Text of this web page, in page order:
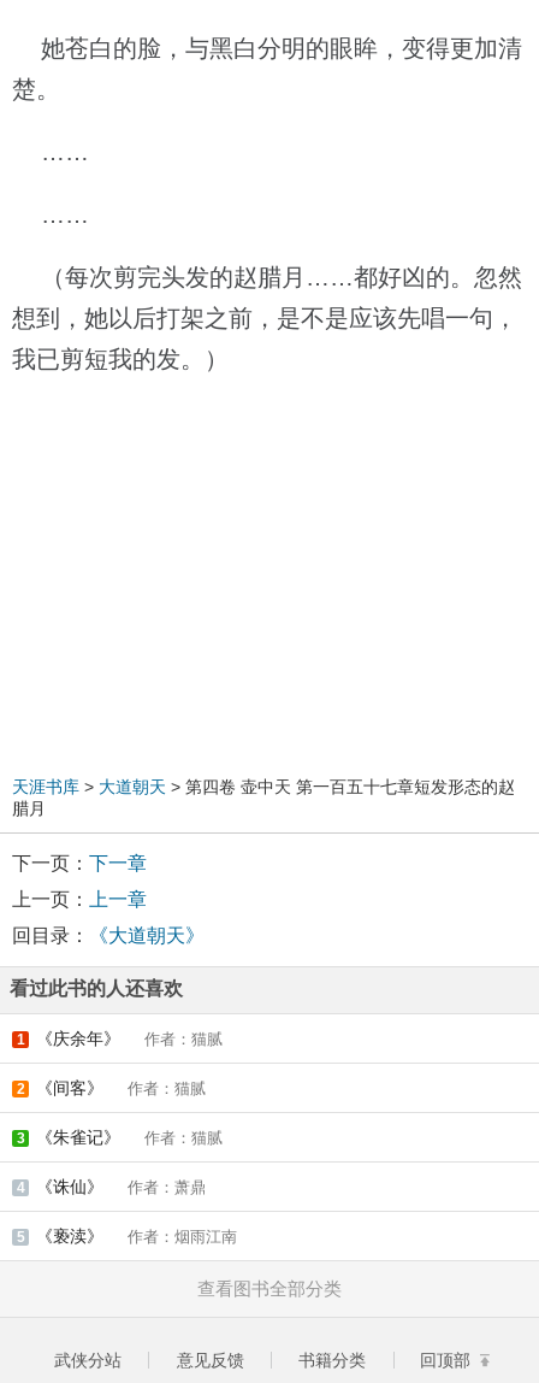
她苍白的脸，与黑白分明的眼眸，变得更加清
楚。
……
……
（每次剪完头发的赵腊月……都好凶的。忽然
想到，她以后打架之前，是不是应该先唱一句，
我已剪短我的发。）
天涯书库 > 大道朝天 > 第四卷 壶中天 第一百五十七章短发形态的赵
腊月
下一页： 下一章
上一页：
上一章
回目录：
《大道朝天》
看过此书的人还喜欢
1 《庆余年》 作者：猫腻
2 《间客》 作者：猫腻
3 《朱雀记》 作者：猫腻
4 《诛仙》 作者：萧鼎
5 《亵渎》 作者：烟雨江南
查看图书全部分类
武侠分站 意见反馈 书籍分类 回顶部